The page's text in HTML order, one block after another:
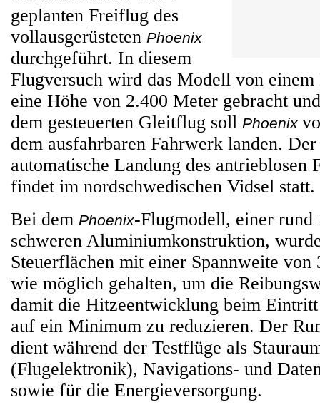
geplanten Freiflug des
vollausgerüsteten Phoenix
durchgeführt. In diesem
Flugversuch wird das Modell von einem
eine Höhe von 2.400 Meter gebracht
dem gesteuerten Gleitflug soll Phoenix
dem ausfahrbaren Fahrwerk landen.
automatische Landung des antrieblosen
findet im nordschwedischen Vidsel statt.
Bei dem Phoenix-Flugmodell, einer
schweren Aluminiumkonstruktion,
Steuerflächen mit einer Spannweite
wie möglich gehalten, um die
damit die Hitzeentwicklung beim
auf ein Minimum zu reduzieren. Der
dient während der Testflüge als
(Flugelektronik), Navigations- und
sowie für die Energieversorgung.